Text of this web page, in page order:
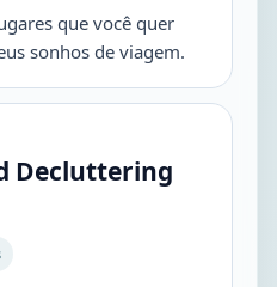
que você quer
sonhos de viagem.
Decluttering